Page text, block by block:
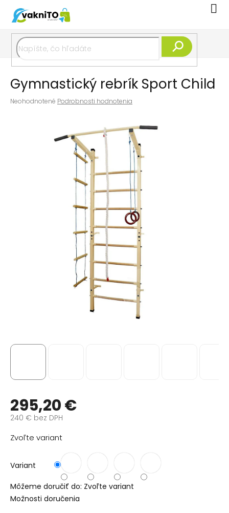
obsah
Gymnastický rebrík Sport Child
Priemerné
Neohodnotené Podrobnosti hodnotenia
295,20 €
240 € bez DPH
Jednotková
cena:
Zvoľte variant
Variant
Môžeme doručiť do: Zvoľte variant
Možnosti doručenia